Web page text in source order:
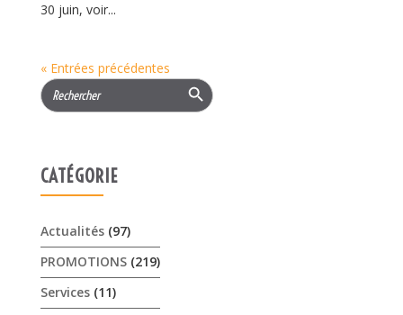
30 juin, voir...
« Entrées précédentes
Search
for:
Search Button
CATÉGORIE
Actualités(97)
PROMOTIONS(219)
Services(11)